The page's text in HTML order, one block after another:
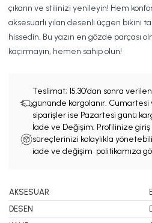
çıkarın ve stilinizi yenileyin! Hem
aksesuarlı yılan desenli üçgen bikini
hissedin. Bu yazın en gözde parçası
kaçırmayın, hemen sahip olun!
Teslimat; 15.30'dan sonra
gününde kargolanır.
siparişler ise Pazartesi günü
İade ve Değişim; Profilinize
süreçlerinizi kolaylıkla
iade ve değişim politikamıza
AKSESUAR
DESEN